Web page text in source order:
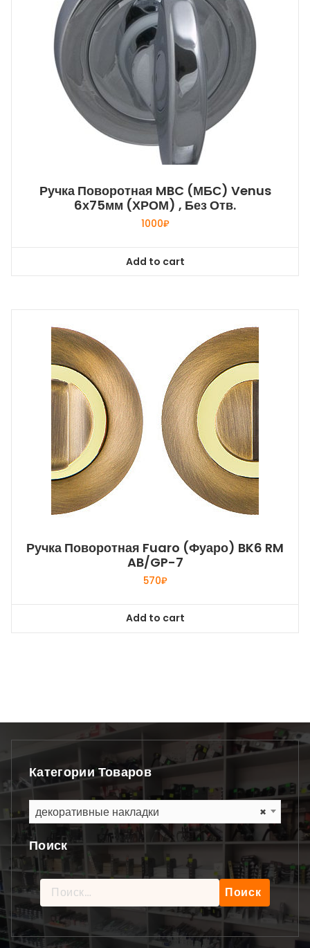
Ручка Поворотная MBC (МБС) Venus
6х75мм (ХРОМ) , Без Отв.
1000₽
Add to cart
Ручка Поворотная Fuaro (Фуаро) BK6 RM
AB/GP-7
570₽
Add to cart
Категории Товаров
×
декоративные накладки
Поиск
Найти: